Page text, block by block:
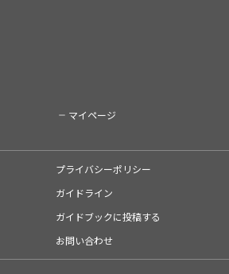
マイページ
プライバシーポリシー
ガイドライン
ガイドブックに投稿する
お問い合わせ